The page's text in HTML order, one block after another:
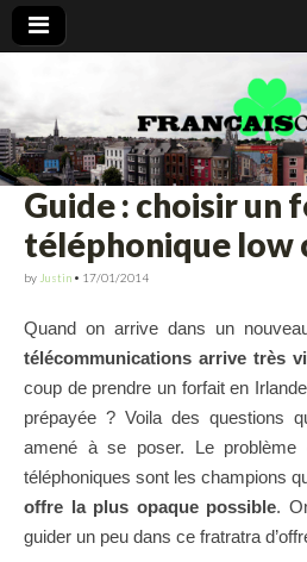
Francais Cork
Guide : choisir un
téléphonique low
by Justin • 17/01/2014
Quand on arrive dans un
télécommunications arrive très
coup de prendre un forfait en
prépayée ? Voila des questions
amené à se poser. Le problème
téléphoniques sont les champions
offre la plus opaque possible.
guider un peu dans ce fratratra